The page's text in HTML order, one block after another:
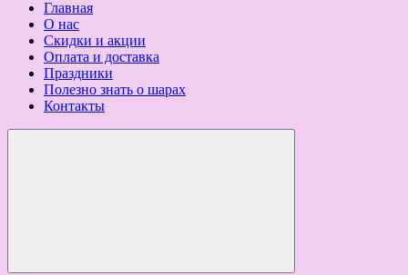
Главная
О нас
Скидки и акции
Оплата и доставка
Праздники
Полезно знать о шарах
Контакты